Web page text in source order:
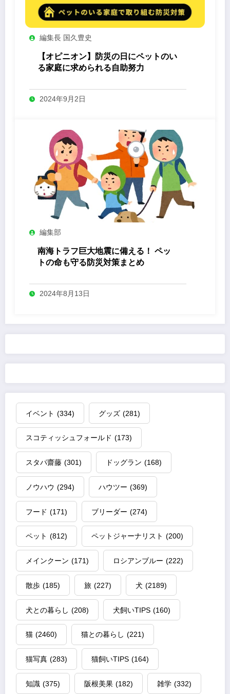
編集長 国久豊史
【オピニオン】防災の日にペットのい
る家庭に求められる自助努力
2024年9月2日
編集部
南海トラフ巨大地震に備える！ ペッ
トの命も守る防災対策まとめ
2024年8月13日
イベント (334) グッズ (281)
スコティッシュフォールド (173)
スタパ齋藤 (301) ドッグラン (168)
ノウハウ (294) ハウツー (369)
フード (171) ブリーダー (274)
ペット (812) ペットジャーナリスト (200)
メインクーン (171) ロシアンブルー (222)
散歩 (185) 旅 (227) 犬 (2189)
犬との暮らし (208) 犬飼いTIPS (160)
猫 (2460) 猫との暮らし (221)
猫写真 (283) 猫飼いTIPS (164)
知識 (375) 阪根美果 (182) 雑学 (332)